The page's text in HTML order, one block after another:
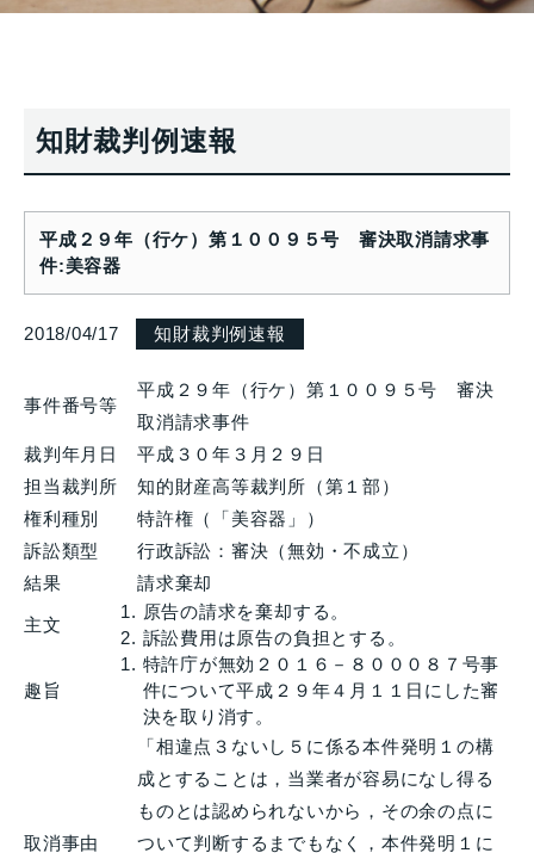
知財裁判例速報
平成２９年（行ケ）第１００９５号 審決取消請求事
件:美容器
2018/04/17 知財裁判例速報
事件番号等
平成２９年（行ケ）第１００９５号 審決
取消請求事件
裁判年月日
平成３０年３月２９日
担当裁判所
知的財産高等裁判所（第１部）
権利種別
特許権（「美容器」）
訴訟類型
行政訴訟：審決（無効・不成立）
結果
請求棄却
主文
原告の請求を棄却する。
訴訟費用は原告の負担とする。
趣旨
特許庁が無効２０１６－８０００８７号事
件について平成２９年４月１１日にした審
決を取り消す。
取消事由
「相違点３ないし５に係る本件発明１の構
成とすることは，当業者が容易になし得る
ものとは認められないから，その余の点に
ついて判断するまでもなく，本件発明１に